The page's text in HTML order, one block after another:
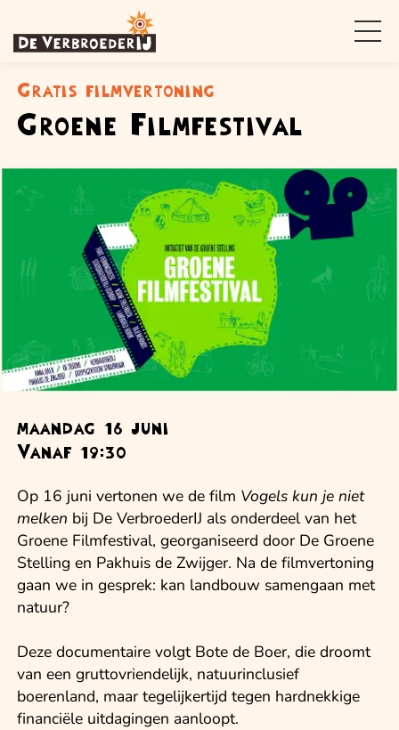
Gratis filmvertoning
Groene Filmfestival
maandag 16 juni
Vanaf 19:30
Op 16 juni vertonen we de film Vogels kun je niet
melken bij De VerbroederIJ als onderdeel van het
Groene Filmfestival, georganiseerd door De Groene
Stelling en Pakhuis de Zwijger. Na de filmvertoning
gaan we in gesprek: kan landbouw samengaan met
natuur?
Deze documentaire volgt Bote de Boer, die droomt
van een gruttovriendelijk, natuurinclusief
boerenland, maar tegelijkertijd tegen hardnekkige
financiële uitdagingen aanloopt.